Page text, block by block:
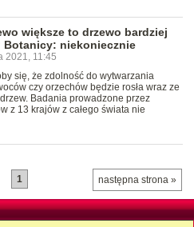
większe to drzewo bardziej
Botanicy: niekoniecznie
2021, 11:45
się, że zdolność do wytwarzania
czy orzechów będzie rosła wraz ze
Badania prowadzone przez
z 13 krajów z całego świata nie
następna strona »
1